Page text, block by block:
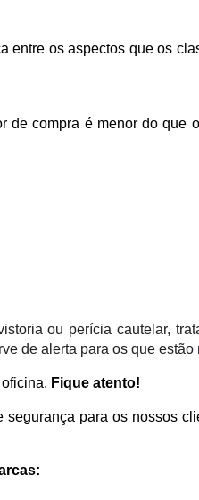
entre os aspectos que os
de compra é menor do que
ou perícia cautelar,
de alerta para os que estão
Fique atento!
para os nossos